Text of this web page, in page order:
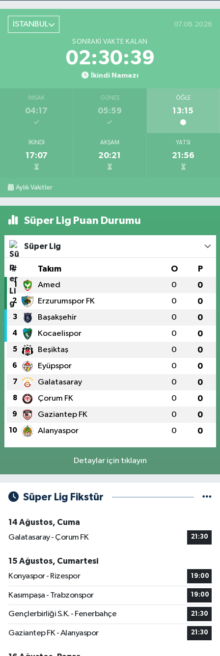
İSTANBUL 07.08.2026
SONRAKI VAKTE KALAN
02:30:39
İkindi Namazı
İMSAK
04:17
GÜNEŞ
05:59
ÖĞLE
13:15
İKINDI
17:07
AKŞAM
20:21
YATSI
21:56
Aylık Vakitler
Süper Lig Puan Durumu
Süper Lig
# Takım O P
1 Amed 0 0
2 Erzurumspor FK 0 0
3 Başakşehir 0 0
4 Kocaelispor 0 0
5 Beşiktaş 0 0
6 Eyüpspor 0 0
7 Galatasaray 0 0
8 Çorum FK 0 0
9 Gaziantep FK 0 0
10 Alanyaspor 0 0
Detaylar için tıklayın
Süper Lig Fikstür
14 Ağustos, Cuma
Galatasaray - Çorum FK
21:30
15 Ağustos, Cumartesi
Konyaspor - Rizespor
19:00
Kasımpaşa - Trabzonspor 19:00
Gençlerbirliği S.K. - Fenerbahçe 21:30
Gaziantep FK - Alanyaspor 21:30